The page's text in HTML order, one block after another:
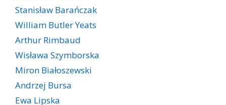
Stanisław Barańczak
William Butler Yeats
Arthur Rimbaud
Wisława Szymborska
Miron Białoszewski
Andrzej Bursa
Ewa Lipska